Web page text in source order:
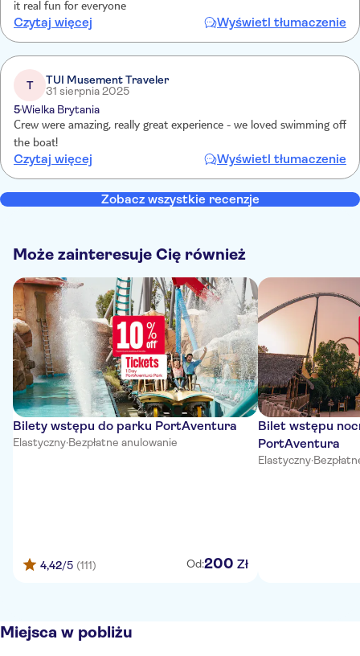
it real fun for everyone
Czytaj więcej Wyświetl tłumaczenie
T
TUI Musement Traveler
31 sierpnia 2025
5Wielka Brytania
Crew were amazing, really great experience - we loved swimming off
the boat!
Czytaj więcej Wyświetl tłumaczenie
Zobacz wszystkie recenzje
Może zainteresuje Cię również
Bilety wstępu do parku PortAventura
Elastyczny·Bezpłatne anulowanie
4,42/5 (111) Od:200 Zł
Bilet wstępu
PortAventura
Elastyczny·
Miejsca w pobliżu